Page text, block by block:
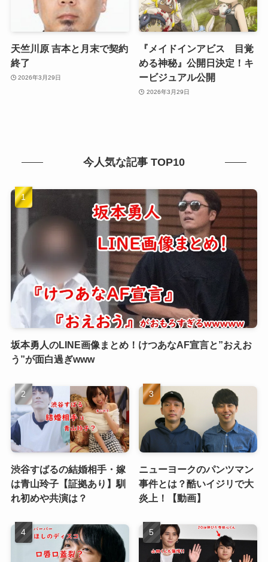
天竺川原 吉本と月末で契約
終了
2026年3月29日
『メイドインアビス 目覚
める神秘』公開日決定！キ
ービジュアル公開
2026年3月29日
今人気な記事 TOP10
坂本勇人のLINE画像まとめ！けつあなAF宣言と”おえお
う”が面白過ぎwww
渋谷すばるの結婚相手・嫁
は青山玲子【証拠あり】馴
れ初めや共演は？
ニューヨークのパンツマン
事件とは？酷いイジリで大
炎上！【動画】